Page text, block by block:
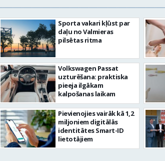
Sporta vakari kļūst par
daļu no Valmieras
pilsētas ritma
Volkswagen Passat
uzturēšana: praktiska
pieeja ilgākam
kalpošanas laikam
Pievienojies vairāk kā 1,2
miljoniem digitālās
identitātes Smart-ID
lietotājiem